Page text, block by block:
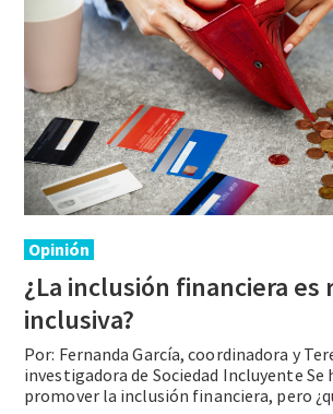
Opinión
¿La inclusión financiera
inclusiva?
Por: Fernanda García, coordinadora y
investigadora de Sociedad Incluyente Se